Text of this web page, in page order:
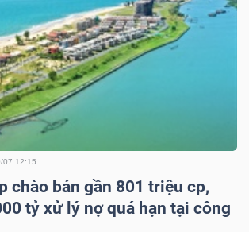
07 12:15
chào bán gần 801 triệu cp,
tỷ xử lý nợ quá hạn tại công